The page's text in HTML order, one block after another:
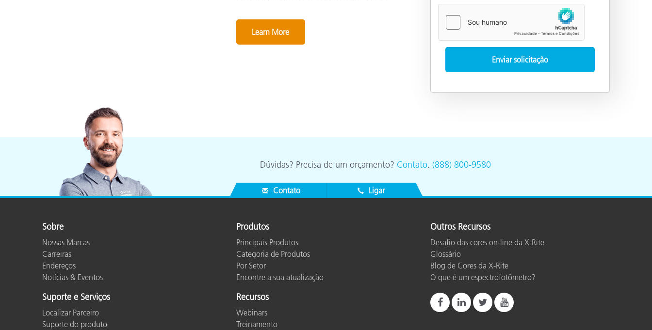
Learn More
Dúvidas? Precisa de um orçamento? Contato. (888) 800-9580
Contato Ligar
Sobre
Nossas Marcas
Carreiras
Endereços
Notícias & Eventos
Suporte e Serviços
Localizar Parceiro
Suporte do produto
Produtos
Principais Produtos
Categoria de Produtos
Por Setor
Encontre a sua atualização
Recursos
Webinars
Treinamento
Outros Recursos
Desafio das cores on-line da X-Rite
Glossário
Blog de Cores da X-Rite
O que é um espectrofotômetro?